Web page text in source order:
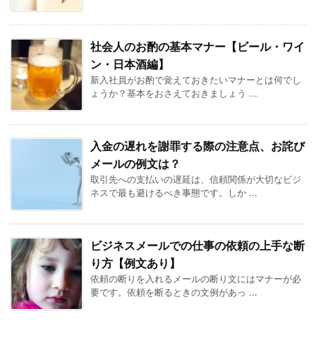
社会人のお酌の基本マナー【ビール・ワイ
ン・日本酒編】
新入社員がお酌で覚えておきたいマナーとは何でし
ょうか？基本をおさえておきましょう ...
入金の遅れを謝罪する際の注意点、お詫び
メールの例文は？
取引先への支払いの遅延は、信頼関係が大切なビジ
ネスで最も避けるべき事態です。しか ...
ビジネスメールでの仕事の依頼の上手な断
り方【例文あり】
依頼の断りを入れるメールの断り文にはマナーが必
要です。依頼を断るときの文例があっ ...